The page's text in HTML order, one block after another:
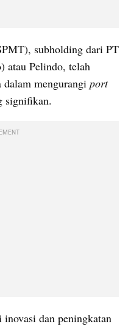
subholding dari PT
atau Pelindo, telah
dalam mengurangi port
signifikan.
inovasi dan peningkatan